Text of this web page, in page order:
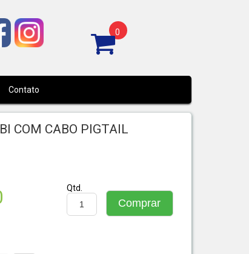
0
Contato
COM CABO PIGTAIL
Qtd.